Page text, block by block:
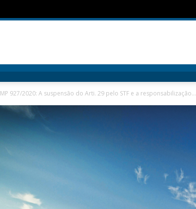
MP 927/2020: A suspensão do Arti. 29 pelo STF e a responsabilização...